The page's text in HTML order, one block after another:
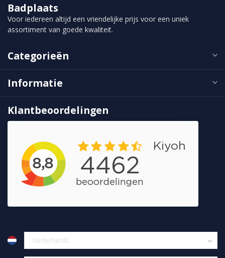
Badplaats
Voor iedereen altijd een vriendelijke prijs voor een uniek
assortiment van goede kwaliteit.
Categorieën
Informatie
Klantbeoordelingen